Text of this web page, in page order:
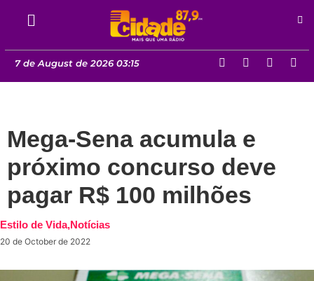
7 de August de 2026 03:15
Mega-Sena acumula e
próximo concurso deve
pagar R$ 100 milhões
Estilo de Vida,Notícias
20 de October de 2022